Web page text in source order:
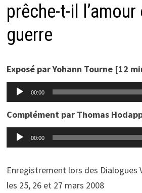
prêche-t-il
guerre
Exposé par Yohann Tourne [12
Lecteur
audio
00:00
Complément par Thomas
Lecteur
audio
00:00
Enregistrement lors des Dialogues
les 25, 26 et 27 mars 2008